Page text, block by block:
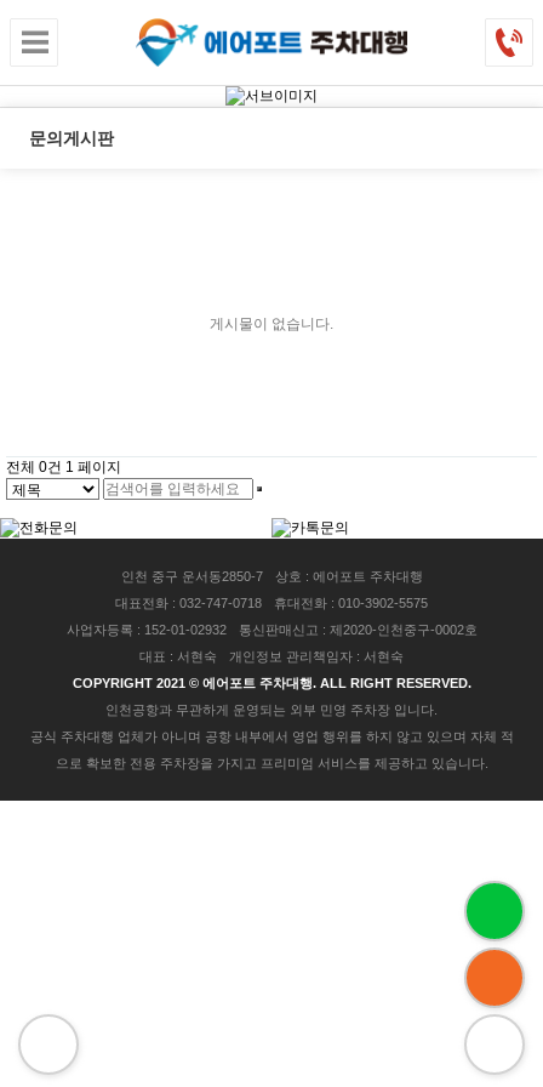
문의게시판
게시물이 없습니다.
전체 0건 1 페이지
인천 중구 운서동2850-7
상호 : 에어포트 주차대행
대표전화 : 032-747-0718
휴대전화 : 010-3902-5575
사업자등록 : 152-01-02932
통신판매신고 : 제2020-인천중구-0002호
대표 : 서현숙
개인정보 관리책임자 : 서현숙
COPYRIGHT 2021 © 에어포트 주차대행. ALL RIGHT RESERVED.
인천공항과 무관하게 운영되는 외부 민영 주차장 입니다.
공식 주차대행 업체가 아니며 공항 내부에서 영업 행위를 하지 않고 있으며 자체 적
으로 확보한 전용 주차장을 가지고 프리미엄 서비스를 제공하고 있습니다.